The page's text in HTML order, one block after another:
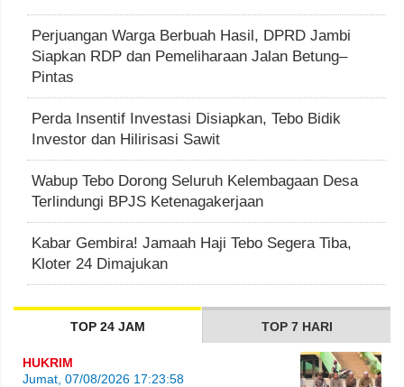
Perjuangan Warga Berbuah Hasil, DPRD Jambi
Siapkan RDP dan Pemeliharaan Jalan Betung–
Pintas
Perda Insentif Investasi Disiapkan, Tebo Bidik
Investor dan Hilirisasi Sawit
Wabup Tebo Dorong Seluruh Kelembagaan Desa
Terlindungi BPJS Ketenagakerjaan
Kabar Gembira! Jamaah Haji Tebo Segera Tiba,
Kloter 24 Dimajukan
TOP 24 JAM TOP 7 HARI
HUKRIM
Jumat, 07/08/2026 17:23:58